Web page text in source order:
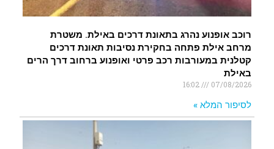
רוכב אופנוע נהרג בתאונת דרכים באילת. משטרת
מרחב אילת פתחה בחקירת נסיבות תאונת דרכים
קטלנית במעורבות רכב פרטי ואופנוע ברחוב דרך הרים
באילת
07/08/2026
16:02
לסיפור המלא »